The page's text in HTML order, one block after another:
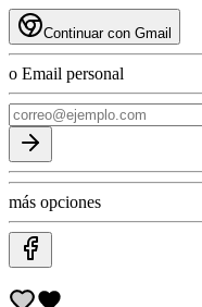
Continuar con Gmail
o Email personal
más opciones